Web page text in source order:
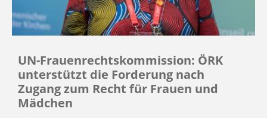
UN-Frauenrechtskommission: ÖRK
unterstützt die Forderung nach
Zugang zum Recht für Frauen und
Mädchen